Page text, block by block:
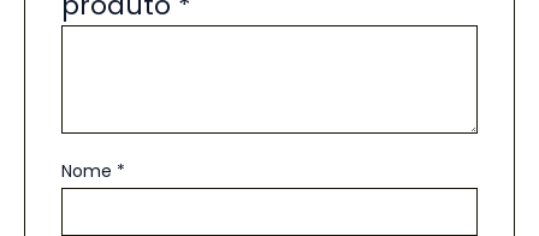
Nome *